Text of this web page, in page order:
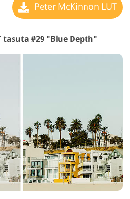
Peter McKinnon LUT
tasuta #29 "Blue Depth"